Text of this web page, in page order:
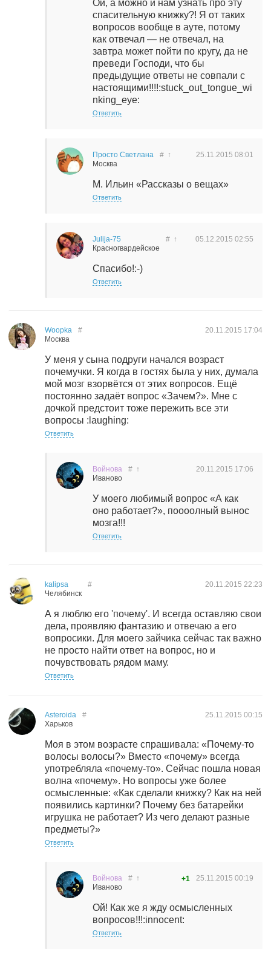
Ой, а можно и нам узнать про эту
спасительную книжку?! Я от таких
вопросов вообще в ауте, потому
как отвечал — не отвечал, на
завтра может пойти по кругу, да не
преведи Господи, что бы
предыдущие ответы не совпали с
настоящими!!!!:stuck_out_tongue_wi
nking_eye:
Ответить
Просто Светлана
Москва
25.11.2015 08:01
# ↑
М. Ильин «Рассказы о вещах»
Ответить
Julija-75
Красногвардейское
05.12.2015 02:55
# ↑
Спасибо!:-)
Ответить
Woopka
Москва
20.11.2015 17:04
#
У меня у сына подруги начался возраст
почемучки. Я когда в гостях была у них, думала
мой мозг взорвётся от этих вопросов. Ещё
постоянно задаёт вопрос «Зачем?». Мне с
дочкой предстоит тоже пережить все эти
вопросы :laughing:
Ответить
Войнова
Иваново
20.11.2015 17:06
# ↑
У моего любимый вопрос «А как
оно работает?», поооолный вынос
мозга!!!
Ответить
kalipsa
Челябинск
20.11.2015 22:23
#
А я люблю его 'почему'. И всегда оставляю свои
дела, проявляю фантазию и отвечаю а его
вопросики. Для моего зайчика сейчас так важно
не просто найти ответ на вопрос, но и
почувствовать рядом маму.
Ответить
Asteroida
Харьков
25.11.2015 00:15
#
Моя в этом возрасте спрашивала: «Почему-то
волосы волосы?» Вместо «почему» всегда
употребляла «почему-то». Сейчас пошла новая
волна «почему». Но вопросы уже более
осмысленные: «Как сделали книжку? Как на ней
появились картинки? Почему без батарейки
игрушка не работает? Из чего делают разные
предметы?»
Ответить
Войнова
Иваново
25.11.2015 00:19
# ↑ +1
Ой! Как же я жду осмысленных
вопросов!!!:innocent:
Ответить